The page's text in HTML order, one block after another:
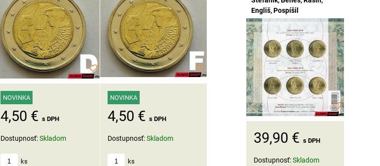
NOVINKA
4,50 €s DPH
Dostupnosť:Skladom
ks
NOVINKA
4,50 €s DPH
Dostupnosť:Skladom
ks
Engliš, Pospíšil
39,90 € s DPH
Dostupnosť:Skladom